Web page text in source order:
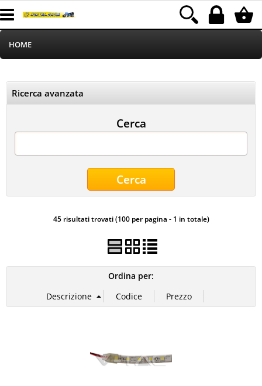
HOME
Telefonia
Stampa
Alimentazione
Ricerca avanzata
Cerca
45 risultati trovati (100 per pagina - 1 in totale)
Ordina per: